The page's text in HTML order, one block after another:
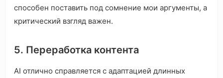
способен поставить под сомнение мои аргументы, а
критический взгляд важен.
5. Переработка контента
AI отлично справляется с адаптацией длинных